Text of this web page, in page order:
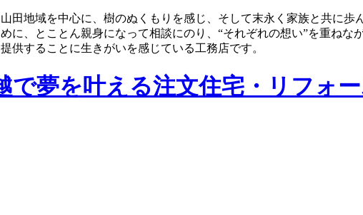
田地域を中心に、樹のぬくもりを感じ、そして末永く家族と共に
に、とことん親身になって相談にのり、“それぞれの想い”を重ねな
供することに生きがいを感じている工務店です。
で夢を叶える注文住宅・リフォ